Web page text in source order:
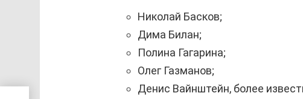
Николай Басков;
Дима Билан;
Полина Гагарина;
Олег Газманов;
Денис Вайнштейн, более